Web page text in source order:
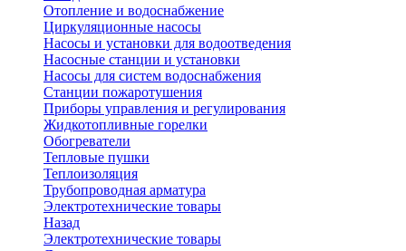
Отопление и водоснабжение
Циркуляционные насосы
Насосы и установки для водоотведения
Насосные станции и установки
Насосы для систем водоснабжения
Станции пожаротушения
Приборы управления и регулирования
Жидкотопливные горелки
Обогреватели
Тепловые пушки
Теплоизоляция
Трубопроводная арматура
Электротехнические товары
Назад
Электротехнические товары